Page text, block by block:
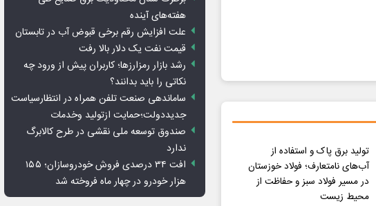
تولید برق پاک و استفاده از
آب‌های نامتعارف؛ فولاد خوزستان
در مسیر فولاد سبز و حفاظت از
محیط زیست
هفته‌های آینده
علت افزایش رقم برخی قبوض آب در تابستان
قیمت نفت یک دلار بالا رفت
رشد بازار رمزارزها؛ کاربران پیش از ورود چه
نکاتی را باید بدانند؟
ساماندهی صنعت تلفن همراه در انتظارسیاست
جدیددولت؛حمایت ازتولید وخدمات
صندوق توسعه ملی نقشی در طرح کالابرگ
ندارد
افت ۳۴ درصدی فروش خودروسازان؛ ۱۵۵
هزار خودرو در چهار ماه فروخته شد